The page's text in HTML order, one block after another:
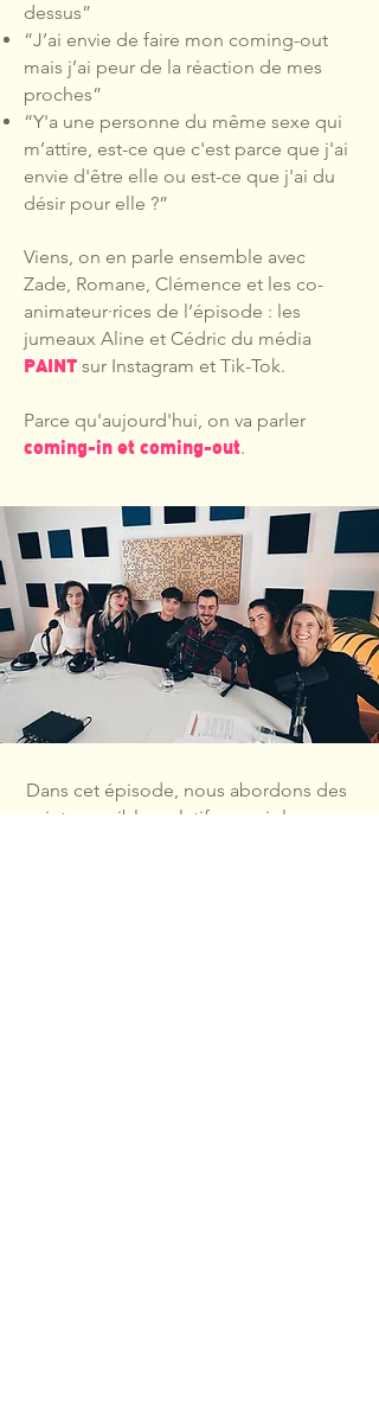
dessus”
“J’ai envie de faire mon coming-out
mais j’ai peur de la réaction de mes
proches”
“Y'a une personne du même sexe qui
m’attire, est-ce que c'est parce que j'ai
envie d'être elle ou est-ce que j'ai du
désir pour elle ?”
Viens, on en parle ensemble avec
Zade, Romane, Clémence et les co-
animateur·rices de l’épisode : les
jumeaux Aline et Cédric du média
PAINT sur Instagram et Tik-Tok.
Parce qu'aujourd'hui, on va parler
coming-in et coming-out.
Dans cet épisode, nous abordons des
sujets sensibles relatifs aux violences